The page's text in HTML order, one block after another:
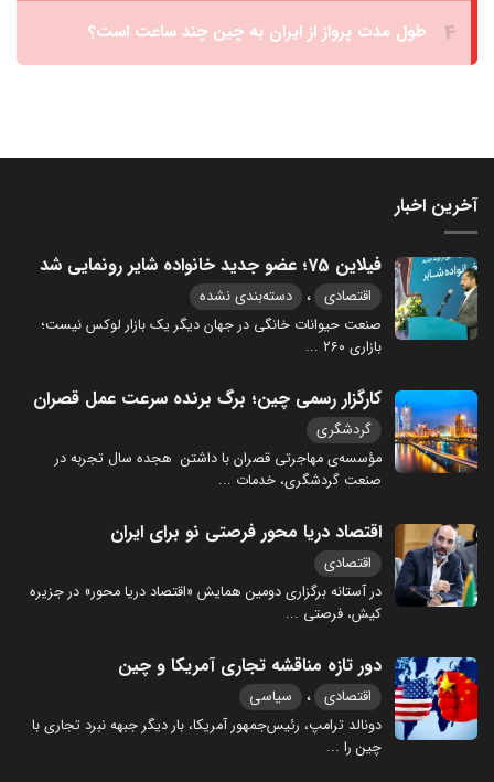
آخرین اخبار
فیلاین 75؛ عضو جدید خانواده شایر رونمایی شد
اقتصادی ، دسته‌بندی نشده
صنعت حیوانات خانگی در جهان دیگر یک بازار لوکس نیست؛
بازاری ۲۶۰
...
کارگزار رسمی چین؛ برگ برنده سرعت عمل قصران
گردشگری
مؤسسه‌ی مهاجرتی قصران با داشتن هجده سال تجربه در
صنعت گردشگری، خدمات ...
اقتصاد دریا محور فرصتی نو برای ایران
اقتصادی
در آستانه برگزاری دومین همایش «اقتصاد دریا محور» در جزیره
کیش، فرصتی ...
دور تازه مناقشه تجاری آمریکا و چین
اقتصادی ، سیاسی
دونالد ترامپ، رئیس‌جمهور آمریکا، بار دیگر جبهه نبرد تجاری با
چین را ...